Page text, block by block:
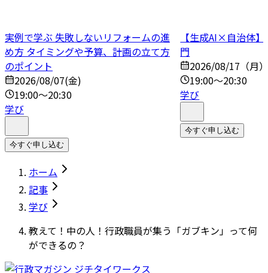
実例で学ぶ 失敗しないリフォームの進
め方 タイミングや予算、計画の立て方
のポイント
2026/08/07(金)
19:00～20:30
学び
今すぐ申し込む
【生成AI×自治体
門
2026/08/17（月
19:00～20:30
学び
今すぐ申し込む
ホーム
記事
学び
教えて！中の人！行政職員が集う「ガブキン」って何
ができるの？